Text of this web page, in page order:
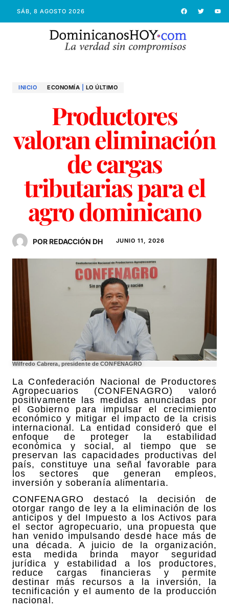
SÁB, 8 AGOSTO 2026
INICIO ECONOMÍ­A LO ÚLTIMO
Productores
valoran eliminación
de cargas
tributarias para el
agro dominicano
POR REDACCIÓN DH JUNIO 11, 2026
Wilfredo Cabrera, presidente de CONFENAGRO
La Confederación Nacional de Productores
Agropecuarios (CONFENAGRO) valoró
positivamente las medidas anunciadas por
el Gobierno para impulsar el crecimiento
económico y mitigar el impacto de la crisis
internacional. La entidad consideró que el
enfoque de proteger la estabilidad
económica y social, al tiempo que se
preservan las capacidades productivas del
país, constituye una señal favorable para
los sectores que generan empleos,
inversión y soberanía alimentaria.
CONFENAGRO destacó la decisión de
otorgar rango de ley a la eliminación de los
anticipos y del Impuesto a los Activos para
el sector agropecuario, una propuesta que
han venido impulsando desde hace más de
una década. A juicio de la organización,
esta medida brinda mayor seguridad
jurídica y estabilidad a los productores,
reduce cargas financieras y permite
destinar más recursos a la inversión, la
tecnificación y el aumento de la producción
nacional.